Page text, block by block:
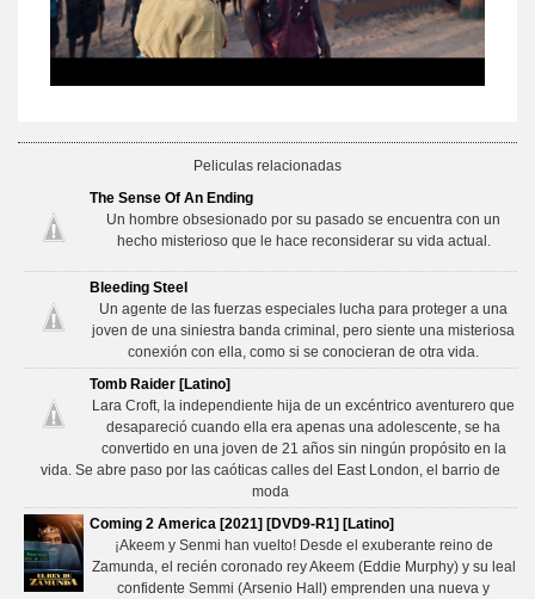
Peliculas relacionadas
The Sense Of An Ending
Un hombre obsesionado por su pasado se encuentra con un
hecho misterioso que le hace reconsiderar su vida actual.
Bleeding Steel
Un agente de las fuerzas especiales lucha para proteger a una
joven de una siniestra banda criminal, pero siente una misteriosa
conexión con ella, como si se conocieran de otra vida.
Tomb Raider [Latino]
Lara Croft, la independiente hija de un excéntrico aventurero que
desapareció cuando ella era apenas una adolescente, se ha
convertido en una joven de 21 años sin ningún propósito en la
vida. Se abre paso por las caóticas calles del East London, el barrio de
moda
Coming 2 America [2021] [DVD9-R1] [Latino]
¡Akeem y Senmi han vuelto! Desde el exuberante reino de
Zamunda, el recién coronado rey Akeem (Eddie Murphy) y su leal
confidente Semmi (Arsenio Hall) emprenden una nueva y